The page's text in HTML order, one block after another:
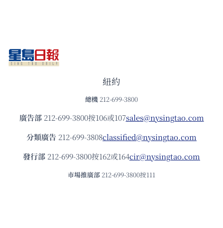
紐約
總機 212-699-3800
廣告部212-699-3800按106或107sales@nysingtao.com
分類廣告 212-699-3808classified@nysingtao.com
發⾏部 212-699-3800按162或164cir@nysingtao.com
市場推廣部 212-699-3800按111